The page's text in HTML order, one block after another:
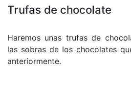
Trufas de chocolate
Haremos unas trufas de
las sobras de los chocolates
anteriormente.